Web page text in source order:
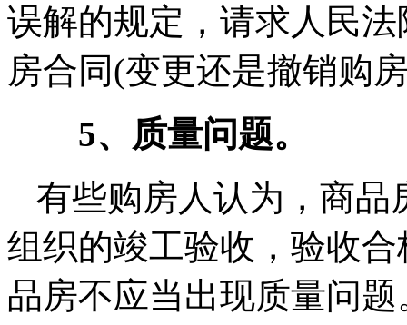
误解的规定，请求人民
房合同(变更还是撤销购
5、质量问题。
有些购房人认为，商品
组织的竣工验收，验收
品房不应当出现质量问题